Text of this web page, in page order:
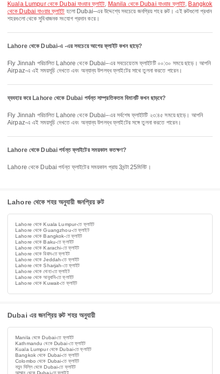
Kuala Lumpur থেকে Dubai যাওয়ার ফ্লাইট, Manila থেকে Dubai যাওয়ার ফ্লাইট, Bangkok
থেকে Dubai যাওয়ার ফ্লাইট হলো Dubai–এর উদ্দেশ্যে সবচেয়ে জনপ্রিয় শহর রুট। এই রুটগুলো প্রধান
শহরগুলো থেকে সুবিধাজনক সংযোগ প্রদান করে।
Lahore থেকে Dubai-এ -এর সবচেয়ে আগের ফ্লাইট কখন ছাড়ে?
Fly Jinnah পরিচালিত Lahore থেকে Dubai–এর সবচেয়েতম ফ্লাইটটি ০০:৩০ সময়ে ছাড়ে। আপনি
Airpaz-এ এই সময়সূচি দেখতে এবং অন্যান্য উপলব্ধ ফ্লাইটের সাথে তুলনা করতে পারেন।
ব্যবহার করে Lahore থেকে Dubai পর্যন্ত সাম্প্রতিকতম বিমানটি কখন ছাড়বে?
Fly Jinnah পরিচালিত Lahore থেকে Dubai–এর সর্বশেষ ফ্লাইটটি ২৩:৪৫ সময়ে ছাড়ে। আপনি
Airpaz-এ এই সময়সূচি দেখতে এবং অন্যান্য উপলব্ধ ফ্লাইটের সঙ্গে তুলনা করতে পারেন।
Lahore থেকে Dubai পর্যন্ত ফ্লাইটের সময়কাল কতক্ষণ?
Lahore থেকে Dubai পর্যন্ত ফ্লাইটের সময়কাল প্রায় 3ঘন্টা 25মিনিট।
Lahore থেকে শহর অনুযায়ী জনপ্রিয় রুট
Lahore থেকে Kuala Lumpur-তে ফ্লাইট
Lahore থেকে Guangzhou-তে ফ্লাইট
Lahore থেকে Bangkok-তে ফ্লাইট
Lahore থেকে Baku-তে ফ্লাইট
Lahore থেকে Karachi-তে ফ্লাইট
Lahore থেকে রিয়াদ-তে ফ্লাইট
Lahore থেকে Jeddah-তে ফ্লাইট
Lahore থেকে Sharjah-তে ফ্লাইট
Lahore থেকে দোহা-তে ফ্লাইট
Lahore থেকে আবুধাবি-তে ফ্লাইট
Lahore থেকে Kuwait-তে ফ্লাইট
Dubai এর জনপ্রিয় রুট শহর অনুযায়ী
Manila থেকে Dubai-তে ফ্লাইট
Kathmandu থেকে Dubai-তে ফ্লাইট
Kuala Lumpur থেকে Dubai-তে ফ্লাইট
Bangkok থেকে Dubai-তে ফ্লাইট
Colombo থেকে Dubai-তে ফ্লাইট
নতুন দিল্লি থেকে Dubai-তে ফ্লাইট
আম্মান থেকে Dubai-তে ফ্লাইট